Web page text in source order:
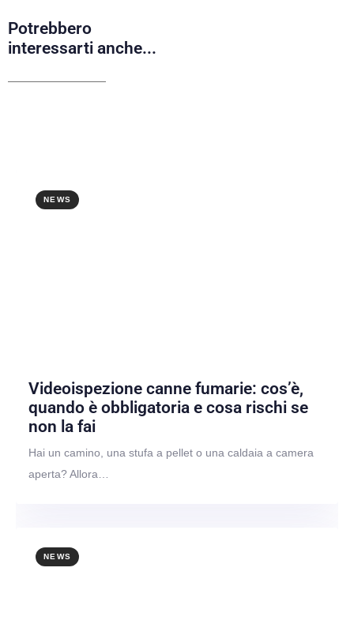
Potrebbero
interessarti anche...
NEWS
Videoispezione canne fumarie: cos’è,
quando è obbligatoria e cosa rischi se
non la fai
Hai un camino, una stufa a pellet o una caldaia a camera
aperta? Allora…
NEWS